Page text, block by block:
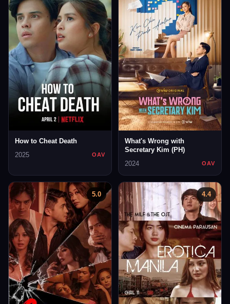
How to Cheat Death
2025
OAV
What's Wrong with
Secretary Kim (PH)
2024
OAV
5.0 4.4